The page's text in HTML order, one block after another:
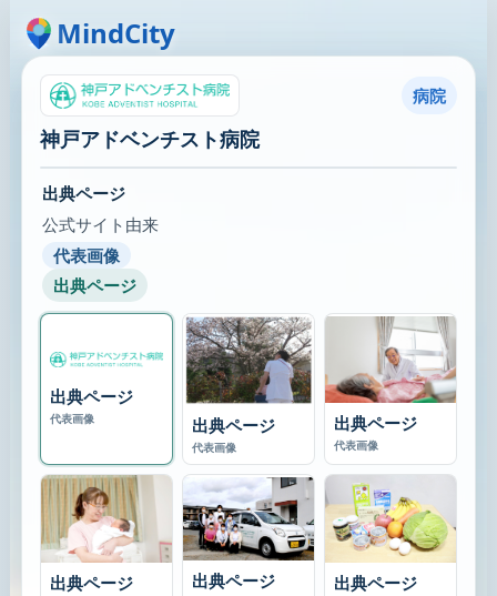
MindCity
病院
神戸アドベンチスト病院
出典ページ
公式サイト由来
代表画像
出典ページ
出典ページ
代表画像 出典ページ
代表画像
出典ページ
代表画像
出典ページ 出典ページ 出典ページ